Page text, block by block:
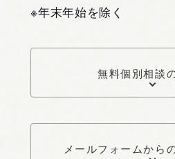
※年末年始を除く
無料個別相談
メールフォームから